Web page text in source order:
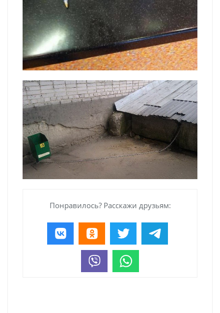
Понравилось? Расскажи друзьям: